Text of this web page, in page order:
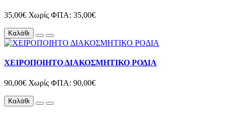
35,00€ Χωρίς ΦΠΑ: 35,00€
Καλάθι
ΧΕΙΡΟΠΟΙΗΤΟ ΔΙΑΚΟΣΜΗΤΙΚΟ ΡΟΔΙΑ
90,00€ Χωρίς ΦΠΑ: 90,00€
Καλάθι